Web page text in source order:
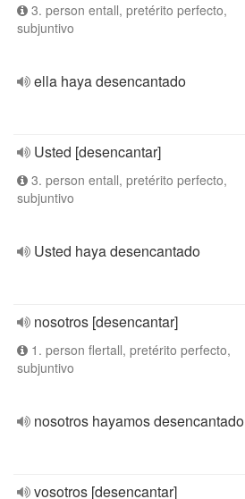
3. person entall, pretérito perfecto,
subjuntivo
ella haya desencantado
Usted [desencantar]
3. person entall, pretérito perfecto,
subjuntivo
Usted haya desencantado
nosotros [desencantar]
1. person flertall, pretérito perfecto,
subjuntivo
nosotros hayamos desencantado
vosotros [desencantar]